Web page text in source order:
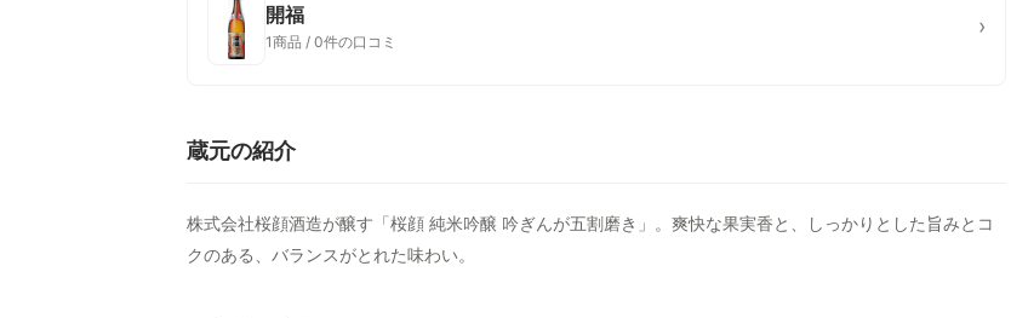
開福
1商品 / 0件の口コミ
›
蔵元の紹介
株式会社桜顔酒造が醸す「桜顔 純米吟醸 吟ぎんが五割磨き」。爽快な果実香と、しっかりとした旨みとコ
クのある、バランスがとれた味わい。